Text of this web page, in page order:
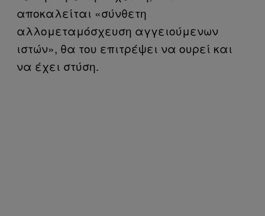
αποκαλείται «σύνθετη
αλλομεταμόσχευση αγγειούμενων
ιστών», θα του επιτρέψει να ουρεί και
να έχει στύση.